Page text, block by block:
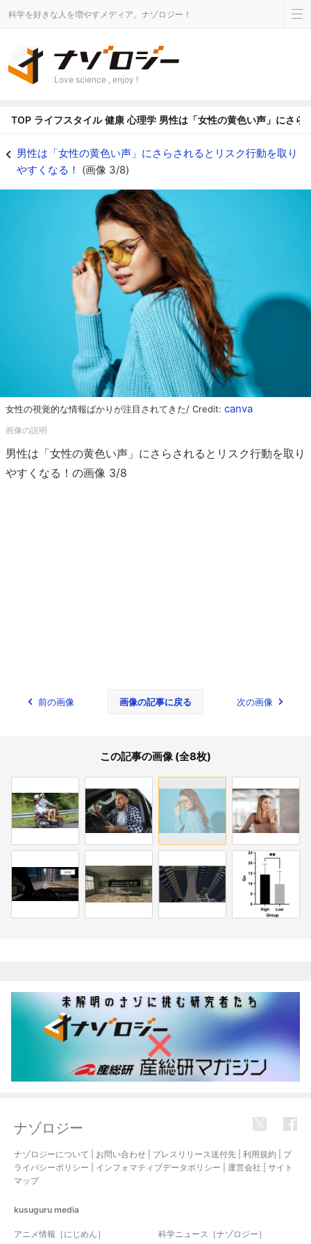
科学を好きな人を増やすメディア、ナゾロジー！
Love science , enjoy !
TOP ライフスタイル 健康 心理学 男性は「女性の黄色い声」にさら
男性は「女性の黄色い声」にさらされるとリスク行動を取り
やすくなる！ (画像 3/8)
女性の視覚的な情報ばかりが注目されてきた/ Credit: canva
男性は「女性の黄色い声」にさらされるとリスク行動を取り
やすくなる！の画像 3/8
前の画像 画像の記事に戻る 次の画像
この記事の画像 (全8枚)
ナゾロジー
ナゾロジーについて お問い合わせ プレスリリース送付先 利用規約
プ
ライバシーポリシー
インフォマティブデータポリシー 運営会社
サイト
マップ
kusuguru media
アニメ情報［にじめん］ 科学ニュース［ナゾロジー］